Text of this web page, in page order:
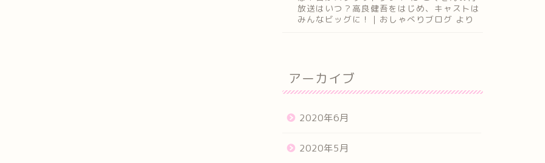
放送はいつ？高良健吾をはじめ、キャストは
みんなビッグに！｜おしゃべりブログ より
アーカイブ
2020年6月
2020年5月